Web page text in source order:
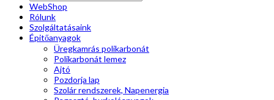
WebShop
Rólunk
Szolgáltatásaink
Épitőanyagok
Üregkamrás polikarbonát
Polikarbonát lemez
Ajtó
Pozdorja lap
Szolár rendszerek, Napenergia